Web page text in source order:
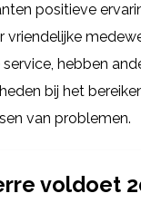
positieve
vriendelijke
hebben
bij het
van problemen.
voldoet